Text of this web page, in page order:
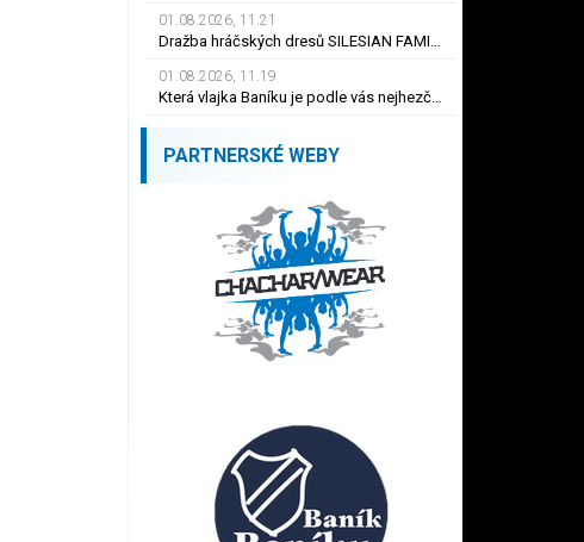
01.08.2026, 11.21
Dražba hráčských dresů SILESIAN FAMILY - #1 Viktor BUDÍNSKÝ
01.08.2026, 11.19
Která vlajka Baníku je podle vás nejhezčí ?
PARTNERSKÉ WEBY